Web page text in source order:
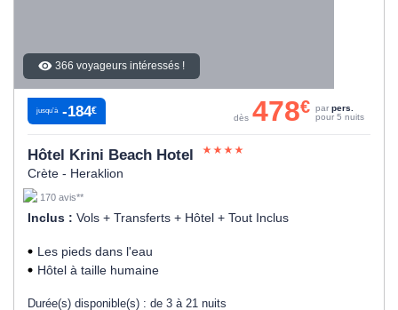
366 voyageurs intéressés !
Hôtel Krini Beach Hotel
Crète - Heraklion
170 avis**
Inclus : Vols + Transferts + Hôtel + Tout Inclus
Les pieds dans l'eau
Hôtel à taille humaine
Durée(s) disponible(s) : de 3 à 21 nuits
jusqu’à -184€
dès 478€ par pers.
pour 5 nuits